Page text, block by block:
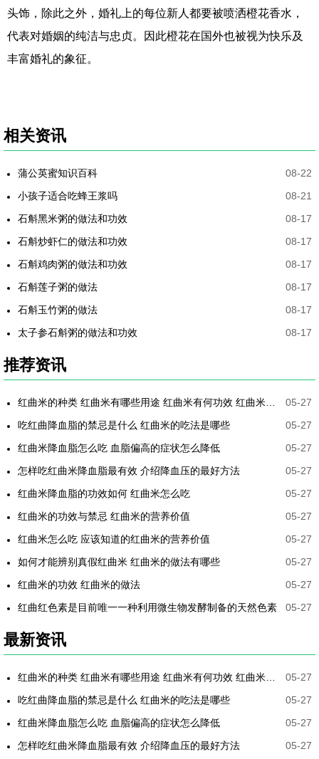
头饰，除此之外，婚礼上的每位新人都要被喷洒橙花香水，
代表对婚姻的纯洁与忠贞。因此橙花在国外也被视为快乐及
丰富婚礼的象征。
相关资讯
蒲公英蜜知识百科
08-22
小孩子适合吃蜂王浆吗
08-21
石斛黑米粥的做法和功效
08-17
石斛炒虾仁的做法和功效
08-17
石斛鸡肉粥的做法和功效
08-17
石斛莲子粥的做法
08-17
石斛玉竹粥的做法
08-17
太子参石斛粥的做法和功效
08-17
推荐资讯
05-27
吃红曲降血脂的禁忌是什么 红曲米的吃法是哪些
05-27
红曲米降血脂怎么吃 血脂偏高的症状怎么降低
05-27
怎样吃红曲米降血脂最有效 介绍降血压的最好方法
05-27
红曲米降血脂的功效如何 红曲米怎么吃
05-27
红曲米的功效与禁忌 红曲米的营养价值
05-27
红曲米怎么吃 应该知道的红曲米的营养价值
05-27
如何才能辨别真假红曲米 红曲米的做法有哪些
05-27
红曲米的功效 红曲米的做法
05-27
红曲红色素是目前唯一一种利用微生物发酵制备的天然色素
05-27
最新资讯
05-27
吃红曲降血脂的禁忌是什么 红曲米的吃法是哪些
05-27
红曲米降血脂怎么吃 血脂偏高的症状怎么降低
05-27
怎样吃红曲米降血脂最有效 介绍降血压的最好方法
05-27